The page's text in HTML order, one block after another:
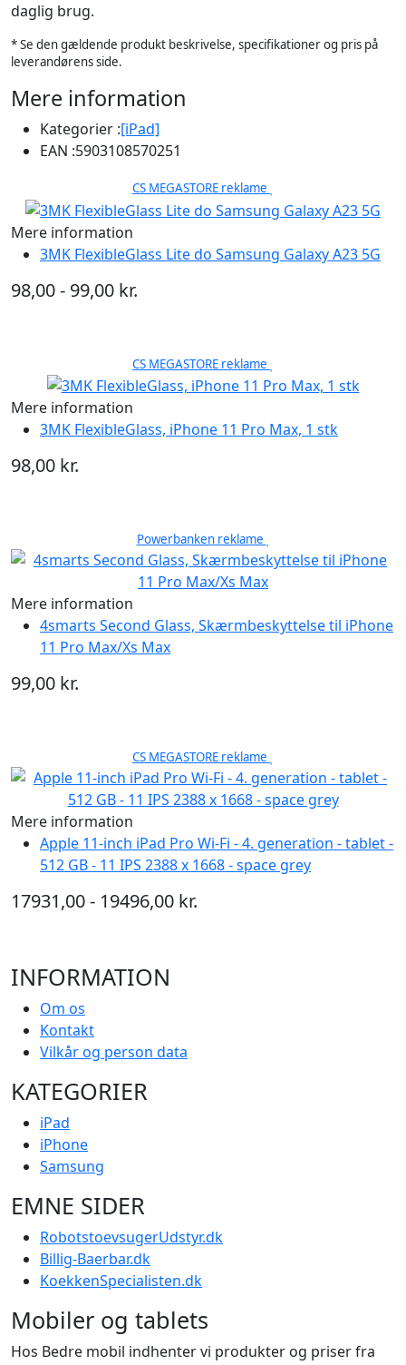
daglig brug.
* Se den gældende produkt beskrivelse, specifikationer og pris på
leverandørens side.
Mere information
Kategorier :[iPad]
EAN :5903108570251
CS MEGASTORE reklame
Mere information
3MK FlexibleGlass Lite do Samsung Galaxy A23 5G
98,00 - 99,00 kr.
CS MEGASTORE reklame
Mere information
3MK FlexibleGlass, iPhone 11 Pro Max, 1 stk
98,00 kr.
Powerbanken reklame
Mere information
4smarts Second Glass, Skærmbeskyttelse til iPhone
11 Pro Max/Xs Max
99,00 kr.
CS MEGASTORE reklame
Mere information
Apple 11-inch iPad Pro Wi-Fi - 4. generation - tablet -
512 GB - 11 IPS 2388 x 1668 - space grey
17931,00 - 19496,00 kr.
INFORMATION
Om os
Kontakt
Vilkår og person data
KATEGORIER
iPad
iPhone
Samsung
EMNE SIDER
RobotstoevsugerUdstyr.dk
Billig-Baerbar.dk
KoekkenSpecialisten.dk
Mobiler og tablets
Hos Bedre mobil indhenter vi produkter og priser fra